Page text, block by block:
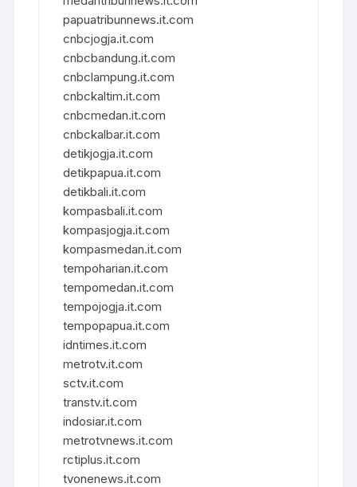
papuatribunnews.it.com
cnbcjogja.it.com
cnbcbandung.it.com
cnbclampung.it.com
cnbckaltim.it.com
cnbcmedan.it.com
cnbckalbar.it.com
detikjogja.it.com
detikpapua.it.com
detikbali.it.com
kompasbali.it.com
kompasjogja.it.com
kompasmedan.it.com
tempoharian.it.com
tempomedan.it.com
tempojogja.it.com
tempopapua.it.com
idntimes.it.com
metrotv.it.com
sctv.it.com
transtv.it.com
indosiar.it.com
metrotvnews.it.com
rctiplus.it.com
tvonenews.it.com